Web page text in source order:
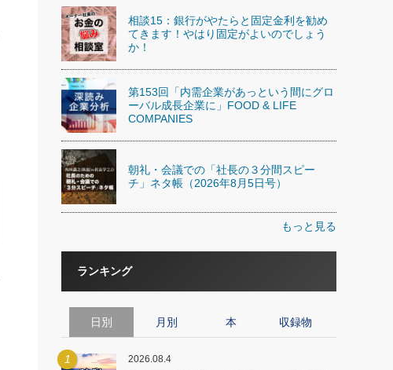
相談15：銀行がやたらと固定金利を勧め
てきます！やはり固定がよいのでしょう
か！
第153回「内需企業があっという間にグロ
ーバル成長企業に」FOOD & LIFE
COMPANIES
朝礼・会議での「社長の３分間スピー
チ」ネタ帳（2026年8月5日号）
もっと見る
ランキング
日別 月別 本 収録物
1 2026.08.4